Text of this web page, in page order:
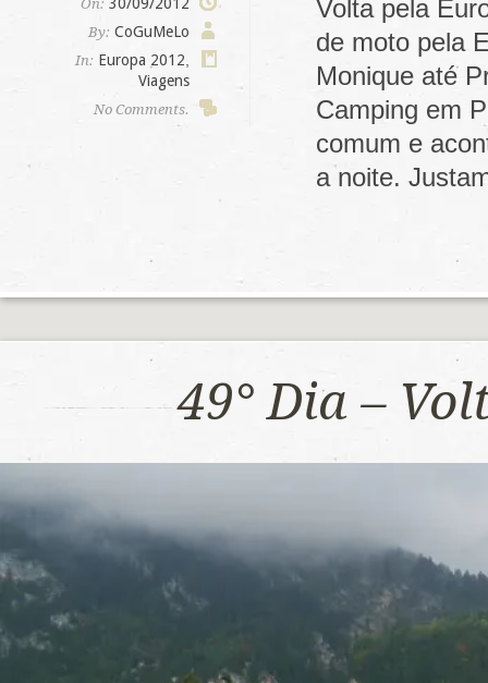
On:
By: CoGuMeLo
In: Europa 2012
Viagens
No Comments.
Volta pela
de moto pela
Monique até
Camping em
comum e
a noite.
49° Dia –